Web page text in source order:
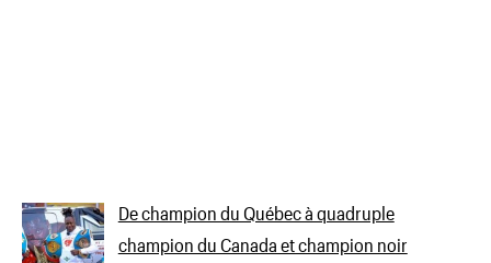
De champion du Québec à quadruple
champion du Canada et champion noir